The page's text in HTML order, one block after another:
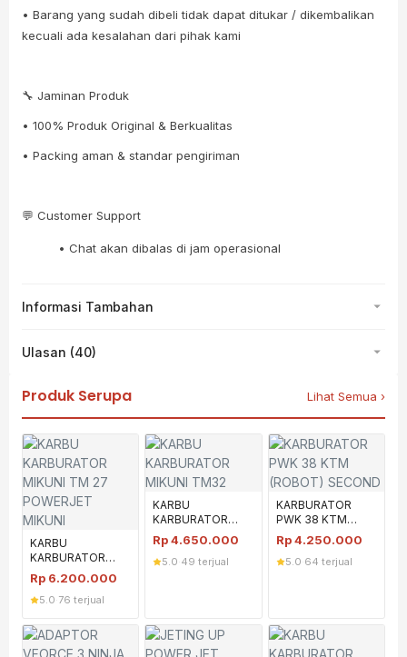
• Barang yang sudah dibeli tidak dapat ditukar / dikembalikan
kecuali ada kesalahan dari pihak kami
🔧 Jaminan Produk
• 100% Produk Original & Berkualitas
• Packing aman & standar pengiriman
💬 Customer Support
• Chat akan dibalas di jam operasional
Informasi Tambahan
Ulasan (40)
Produk Serupa Lihat Semua ›
KARBU
KARBURATOR
MIKUNI TM 27
POWERJET
MIKUNI
Rp 6.200.000
5.0 76 terjual
KARBU
KARBURATOR
MIKUNI TM32
Rp4.650.000
5.0 49 terjual
KARBURATOR
PWK 38 KTM
(ROBOT) SECOND
Rp4.250.000
5.0 64 terjual